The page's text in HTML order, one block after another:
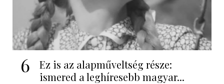
6
Ez is az alapműveltség része:
ismered a leghíresebb magyar...